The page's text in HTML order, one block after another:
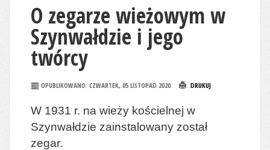
O zegarze wieżowym w
Szynwałdzie i jego
twórcy
OPUBLIKOWANO: CZWARTEK, 05 LISTOPAD 2020 DRUKUJ
W 1931 r. na wieży kościelnej w
Szynwałdzie zainstalowany został
zegar.